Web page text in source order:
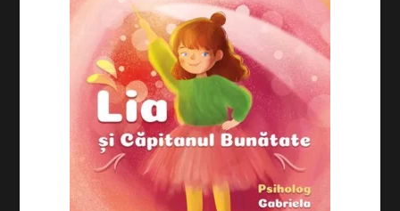
CODURI REDUCERE
CÂND E BLACK FRIDAY
ABONARE NEWSLETTER
INFLUENCER SQUAD
BRANDURI